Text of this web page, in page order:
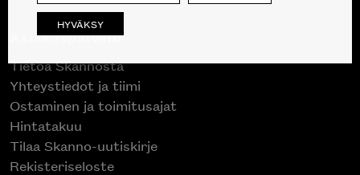
Asiakaspalvelu
Tietoa Skannosta
Yhteystiedot ja tiimi
Ostaminen ja toimitusajat
Hintatakuu
Tilaa Skanno-uutiskirje
Rekisteriseloste
HYVÄKSY